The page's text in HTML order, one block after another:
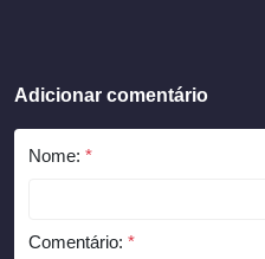
Adicionar comentário
Nome: *
Comentário: *